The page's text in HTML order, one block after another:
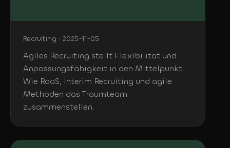
Recruiting · 2025-11-05
Agiles Recruiting stellt Flexibilität und
Anpassungsfähigkeit in den Mittelpunkt.
Wie RaaS, Interim Recruiting und agile
Methoden das Traumteam
zusammenstellen.